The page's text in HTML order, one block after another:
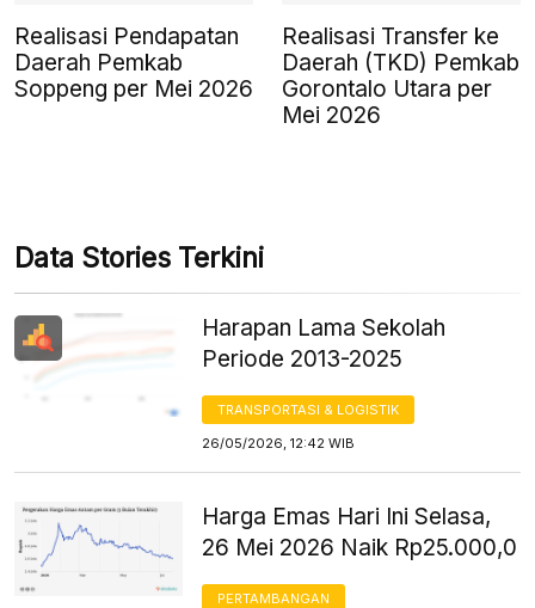
Realisasi Pendapatan
Daerah Pemkab
Soppeng per Mei 2026
Realisasi Transfer ke
Daerah (TKD) Pemkab
Gorontalo Utara per
Mei 2026
Data Stories Terkini
Harapan Lama Sekolah
Periode 2013-2025
TRANSPORTASI & LOGISTIK
26/05/2026, 12:42 WIB
Harga Emas Hari Ini Selasa,
26 Mei 2026 Naik Rp25.000,0
PERTAMBANGAN